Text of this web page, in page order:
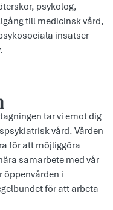
psykolog,
till medicinsk vård,
insatser
tar vi emot dig
vård. Vården
för att möjliggöra
samarbete med vår
öppenvården i
för att arbeta